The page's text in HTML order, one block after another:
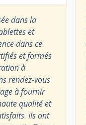
dans la
et
dans ce
et formés
à
rendez-vous
à fournir
qualité et
Ils ont